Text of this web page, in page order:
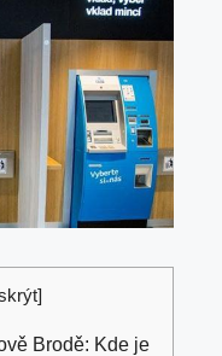
]
Brodě: Kde je